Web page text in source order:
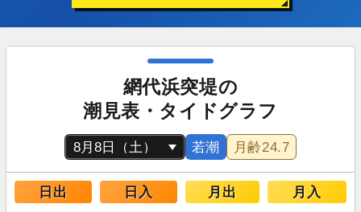
網代浜突堤の
潮見表・タイドグラフ
若潮 月齢24.7
日出 日入 月出 月入